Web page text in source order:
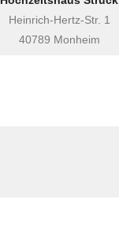
Heinrich-Hertz-Str. 1
40789 Monheim